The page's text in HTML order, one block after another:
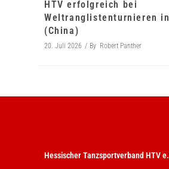
HTV erfolgreich bei
Weltranglistenturnieren
(China)
20. Juli 2026 By Robert Panther
Hessischer Tanzsportverband HTV